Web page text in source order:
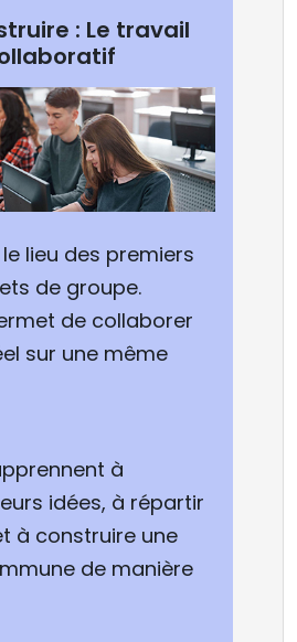
: Le travail
lieu des premiers
de groupe.
de collaborer
sur une même
à
idées, à répartir
à construire une
de manière